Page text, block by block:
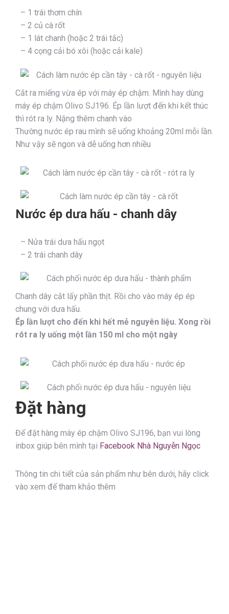
– 1 trái thơm chín
– 2 củ cà rốt
– 1 lát chanh (hoặc 2 trái tắc)
– 4 cọng cải bó xôi (hoặc cải kale)
Cắt ra miếng vừa ép với máy ép chậm. Mình hay dùng
máy ép chậm Olivo SJ196. Ép lần lượt đến khi kết thúc
thì rót ra ly. Nặng thêm chanh vào
Thường nước ép rau mình sẽ uống khoảng 20ml mỗi lần.
Như vậy sẽ ngon và dễ uống hơn nhiều
Nước ép dưa hấu - chanh dây
– Nửa trái dưa hấu ngọt
– 2 trái chanh dây
Chanh dây cắt lấy phần thịt. Rồi cho vào máy ép ép
chung với dưa hấu.
Ép lần lượt cho đến khi hết mẻ nguyên liệu. Xong rồi
rót ra ly uống một lần 150 ml cho một ngày
Đặt hàng
Để đặt hàng máy ép chậm Olivo SJ196, bạn vui lòng
inbox giúp bên mình tại Facebook Nhà Nguyễn Ngọc
Thông tin chi tiết của sản phẩm như bên dưới, hãy click
vào xem để tham khảo thêm